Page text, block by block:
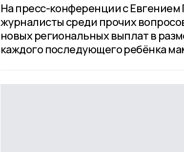
На пресс-конференции с
журналисты среди прочих
новых региональных выплат в
каждого последующего ребёнка